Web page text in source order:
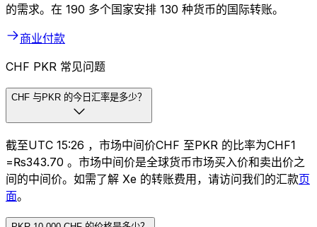
的需求。在 190 多个国家安排 130 种货币的国际转账。
商业付款
CHF PKR 常见问题
CHF 与PKR 的今日汇率是多少？
截至UTC 15:26 ，市场中间价CHF 至PKR 的比率为CHF1
=₨343.70 。市场中间价是全球货币市场买入价和卖出价之
间的中间价。如需了解 Xe 的转账费用，请访问我们的汇款页
面。